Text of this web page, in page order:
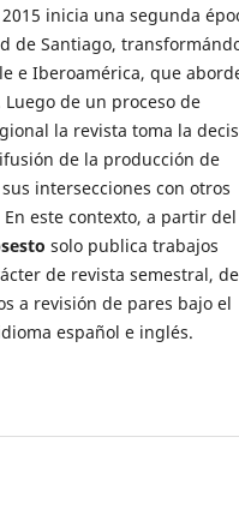
inicia una segunda
de Santiago,
e Iberoamérica, que
de un proceso de
la revista toma la
de la producción de
intersecciones con otros
este contexto, a partir del
solo publica trabajos
de revista semestral, de
a revisión de pares bajo el
español e inglés.